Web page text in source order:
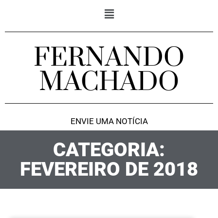
FERNANDO
MACHADO
ENVIE UMA NOTÍCIA
CATEGORIA:
FEVEREIRO DE 2018